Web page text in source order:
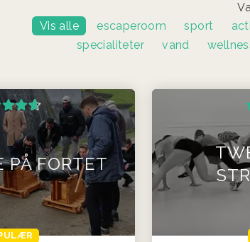
Vis alle
escaperoom sport
specialiteter
vand
PÅ FORTET